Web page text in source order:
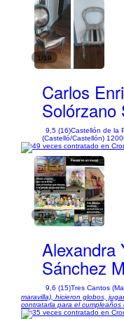
1/19
Carlos
Solórzano
9,5 (16)Castellón de la
(Castelló/Castellón)
1/11
Alexandra
Sánchez
9,6 (15)Tres Cantos
maravilla), hicieron globos,
contratarla para el cumpleaños